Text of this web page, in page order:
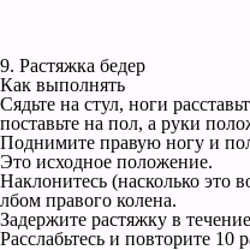
9. Растяжка бедер
Как выполнять
Сядьте на стул, ноги
поставьте на пол, а руки
Поднимите правую ногу и
Это исходное положение.
Наклонитесь (насколько это
лбом правого колена.
Задержите растяжку в
Расслабьтесь и повторите 10